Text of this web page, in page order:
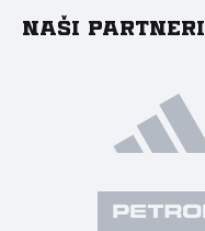
Naši partneri